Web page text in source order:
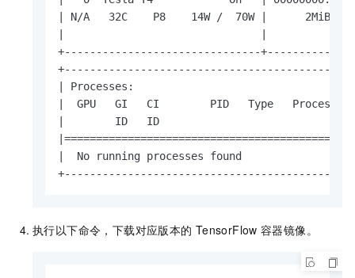
| N/A   32C    P8    14W /  70W |      2MiB /
|                               |
+-------------------------------
| Processes:
|  GPU   GI   CI        PID   Type   Process
|        ID   ID
|  No running processes found
执行以下命令，下载对应版本的 TensorFlow 容器镜像。